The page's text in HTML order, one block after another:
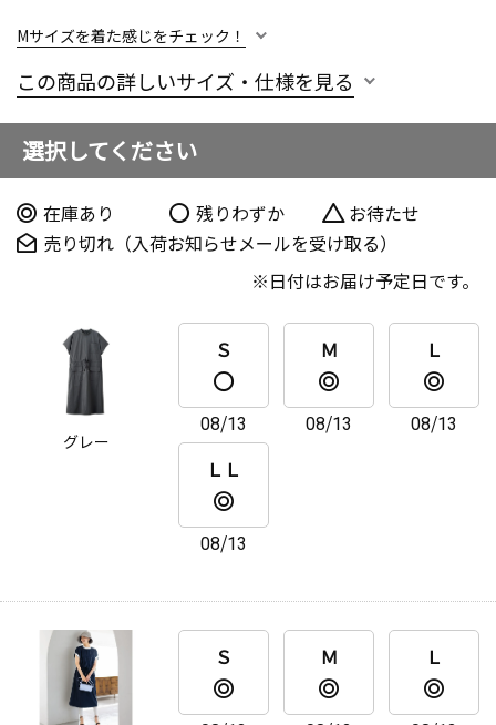
Mサイズを着た感じをチェック！
この商品の詳しいサイズ・仕様を見る
選択してください
在庫あり 残りわずか
お待たせ
売り切れ（入荷お知らせメールを受け取る）
日付はお届け予定日です。
グレー
Ｓ
08/13
Ｍ
08/13
Ｌ
08/13
ＬＬ
08/13
Ｓ Ｍ Ｌ